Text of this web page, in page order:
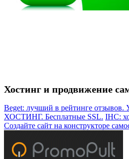
Хостинг и продвижение
Beget: лучший в рейтинге
ХОСТИНГ. Бесплатные SSL. IHC:
Создайте сайт на конструкторе